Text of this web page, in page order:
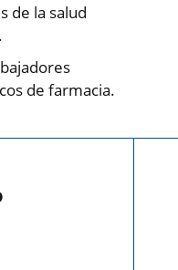
de la salud
de farmacia.